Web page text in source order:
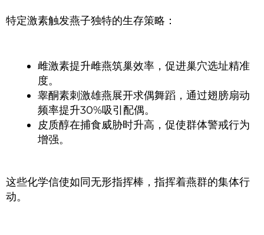
特定激素触发燕子独特的生存策略：
雌激素提升雌燕筑巢效率，促进巢穴选址精准
度。
睾酮素刺激雄燕展开求偶舞蹈，通过翅膀扇动
频率提升30%吸引配偶。
皮质醇在捕食威胁时升高，促使群体警戒行为
增强。
这些化学信使如同无形指挥棒，指挥着燕群的集体行
动。